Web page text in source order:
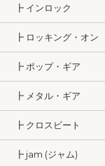
┣ インロック
┣ ロッキング・オン
┣ ポップ・ギア
┣ メタル・ギア
┣ クロスビート
┣ jam (ジャム)